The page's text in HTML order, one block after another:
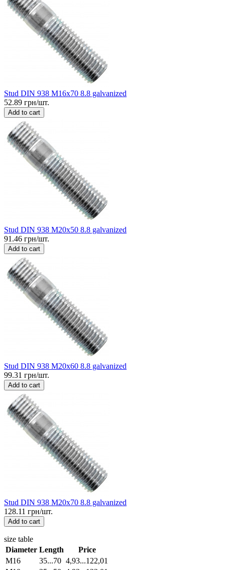
Stud DIN 938 M16x70 8.8 galvanized
52.89 грн/шт.
Add to cart
Stud DIN 938 M20x50 8.8 galvanized
91.46 грн/шт.
Add to cart
Stud DIN 938 M20x60 8.8 galvanized
99.31 грн/шт.
Add to cart
Stud DIN 938 M20x70 8.8 galvanized
128.11 грн/шт.
Add to cart
size table
Diameter Length
Price
М16
35...70 4,93...122,01